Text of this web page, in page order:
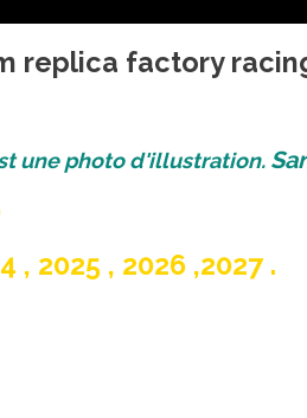
replica factory
une photo d'illustration.
, 2025 , 2026 ,2027 .